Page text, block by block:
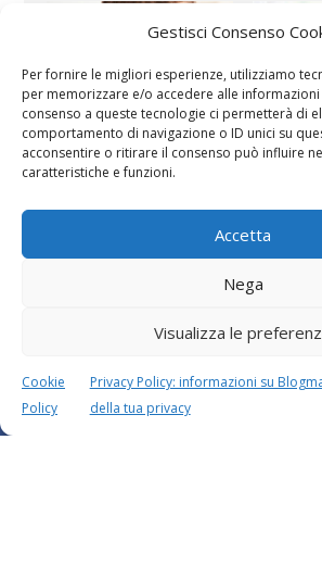
Gestisci Consenso
Per fornire le migliori esperienze, utilizziamo
per memorizzare e/o accedere alle
consenso a queste tecnologie ci permetterà di
comportamento di navigazione o ID unici su
acconsentire o ritirare il consenso può influire
caratteristiche e funzioni.
Accetta
Nega
Visualizza le
Cookie
Policy
Privacy Policy: informazioni su
della tua privacy
Vaccini
Festa della mamma:
d’auguri, filastrocche
Le